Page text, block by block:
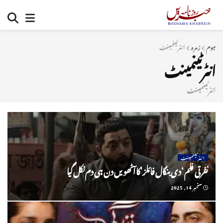
ہوم زمرہ انٹرٹینمینٹ
انٹرٹینمینٹ
انٹرٹینمینٹ
انٹرٹینمینٹ
نفرتی فلم ‘دی بنگال فائلز’کا آٹھویں دن ہی دم نکل گیا
ستمبر 14, 2025